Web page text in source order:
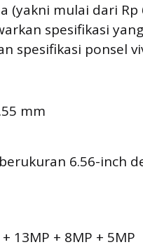
(yakni mulai dari Rp
spesifikasi
spesifikasi ponsel
mm
6.56-inch
13MP + 8MP + 5MP